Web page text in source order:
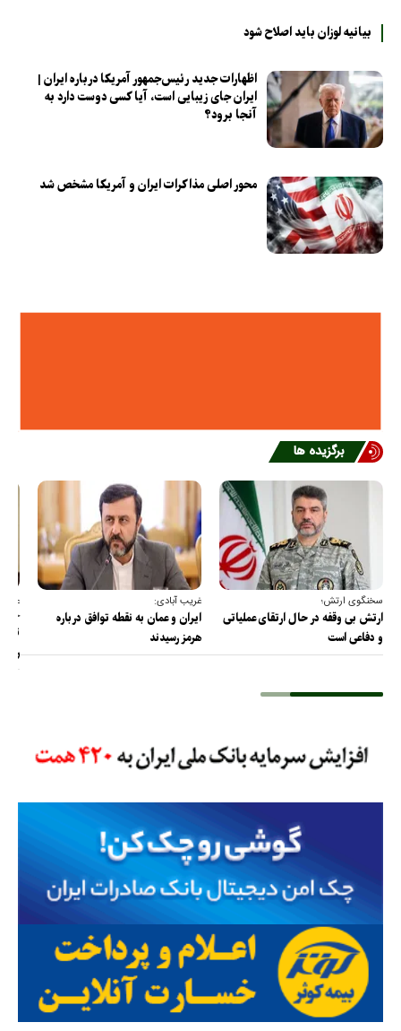
بیانیه لوزان باید اصلاح شود
اظهارات جدید رئیس‌جمهور آمریکا درباره ایران |
ایران جای زیبایی است، آیا کسی دوست دارد به
آنجا برود؟
محور اصلی مذاکرات ایران و آمریکا مشخص شد
برگزیده ها
سخنگوی ارتش؛
ارتش بی وقفه در حال ارتقای عملیاتی
و دفاعی است
غریب آبادی:
ایران و عمان به نقطه توافق درباره
هرمز رسیدند
عضو
را